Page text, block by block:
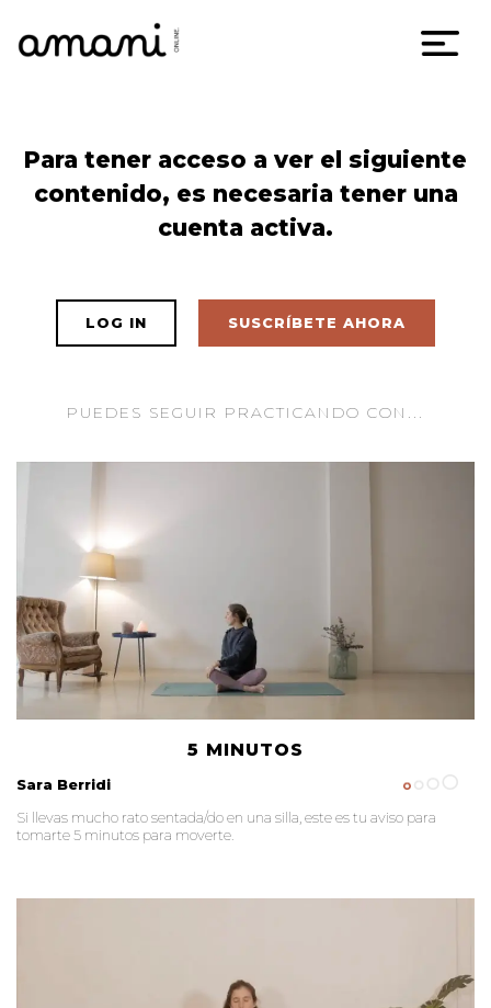
Skip
content
Para tener acceso a ver el siguiente
contenido, es necesaria tener una
cuenta activa.
LOG IN SUSCRÍBETE AHORA
PUEDES SEGUIR PRACTICANDO CON...
5 MINUTOS
Sara Berridi
Si llevas mucho rato sentada/do en una silla, este es tu aviso para
tomarte 5 minutos para moverte.